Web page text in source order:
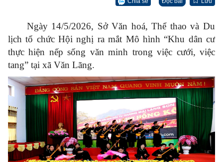
Ngày 14/5/2026, Sở Văn hoá, Thể thao và Du
lịch tổ chức Hội nghị ra mắt Mô hình “Khu dân cư
thực hiện nếp sống văn minh trong việc cưới, việc
tang” tại xã Văn Lãng.